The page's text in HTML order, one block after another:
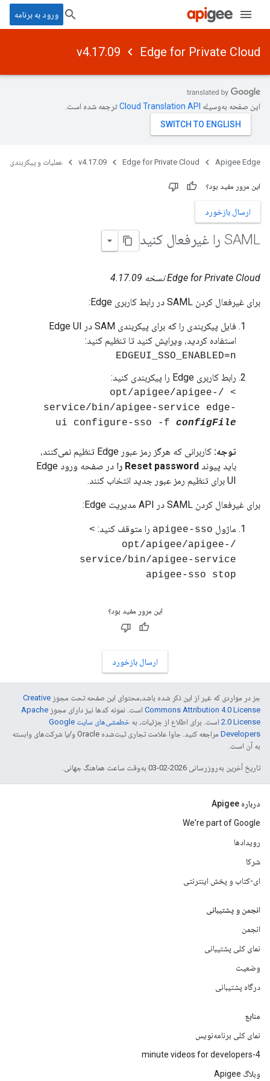
ورود به برنامه
Edge for Private Cloud
v4.17.09
این صفحه به‌وسیله ترجمه شده است.
Apigee Edge
Edge for Private Cloud
v4.17.09 عملیات و پیکربندی
این مرور مفید بود؟
ارسال بازخورد
SAML را غیرفعال کنید
Edge for Private Cloud نسخه 4.17.09
برای غیرفعال کردن SAML در رابط کاربری Edge:
فایل پیکربندی را که برای پیکربندی SAM در Edge UI
استفاده کردید، ویرایش کنید تا تنظیم کنید:
EDGEUI_SSO_ENABLED=n
رابط کاربری Edge را پیکربندی کنید:
> /opt/apigee/apigee-
service/bin/apigee-service edge-
ui configure-sso -f configFile
توجه:
کاربرانی که هرگز رمز عبور Edge تنظیم نمی‌کنند،
باید پیوند Reset password را
در صفحه ورود Edge
UI برای تنظیم رمز عبور جدید انتخاب کنند.
برای غیرفعال کردن SAML در API مدیریت Edge:
ماژول apigee-sso را متوقف کنید: >
/opt/apigee/apigee-
service/bin/apigee-service
apigee-sso stop
این مرور مفید بود؟
ارسال بازخورد
جز در مواردی که غیر از این ذکر شده باشد،‌محتوای این صفحه تحت مجوز Creative
Commons Attribution 4.0 License است. نمونه کدها نیز دارای مجوز Apache
2.0 License است. برای اطلاع از جزئیات، به
خطمشی‌های سایت Google
Developers‏
مراجعه کنید. جاوا علامت تجاری ثبت‌شده Oracle و/یا شرکت‌های وابسته
به آن است.
تاریخ آخرین به‌روزرسانی 2026-02-03 به‌وقت ساعت هماهنگ جهانی.
درباره Apigee
We're part of Google
رویدادها
شرکا
ای-کتاب و پخش اینترنتی
انجمن و پشتیبانی
انجمن
نمای کلی پشتیبانی
وضعیت
درگاه پشتیبانی
منابع
نمای کلی برنامه‌نویس
4-minute videos for developers
وبلاگ Apigee